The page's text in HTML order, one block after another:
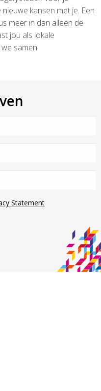
kansen met je. Een
meer in dan alleen de
jou als lokale
samen.
Statement